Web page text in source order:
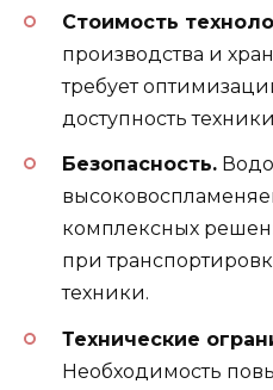
Стоимость
производства и
требует
доступность
Безопасность.
комплексных
при
техники.
Технические
Необходимость